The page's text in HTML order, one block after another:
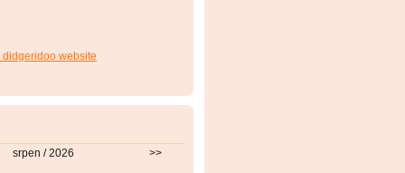
website
srpen / 2026 >>